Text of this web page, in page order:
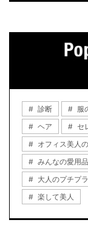
診断 服
ヘア
セ
オフィス美人
みんなの愛用
大人のプチプ
楽して美人